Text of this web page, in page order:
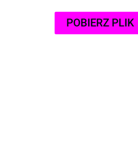
POBIERZ PLIK